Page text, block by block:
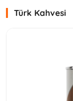
Türk Kahvesi